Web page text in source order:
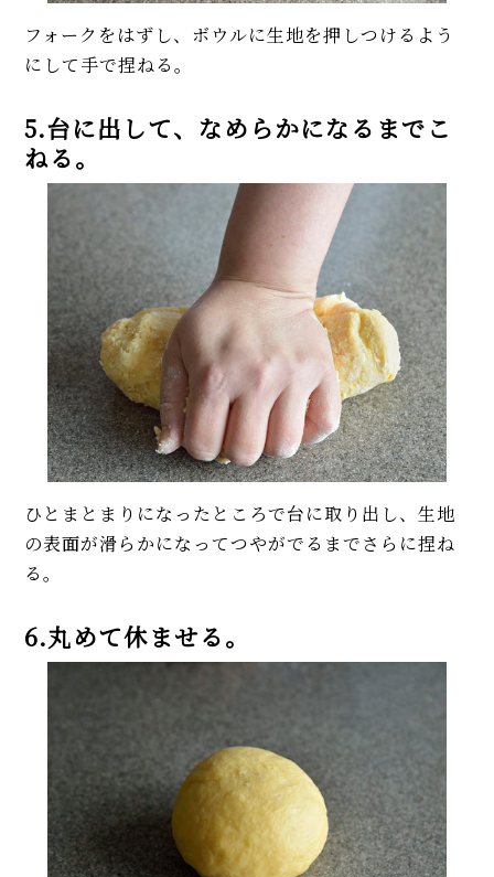
フォークをはずし、ボウルに生地を押しつけるよう
にして手で捏ねる。
5.台に出して、なめらかになるまでこ
ねる。
ひとまとまりになったところで台に取り出し、生地
の表面が滑らかになってつやがでるまでさらに捏ね
る。
6.丸めて休ませる。